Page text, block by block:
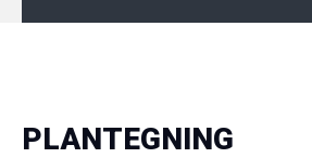
PLANTEGNING